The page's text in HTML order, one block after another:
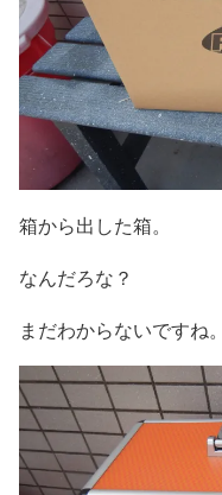
箱から出した箱。
なんだろな？
まだわからないですね。